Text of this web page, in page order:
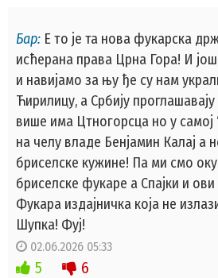
Бар: Е то је та нова фукарска
исћерана права Црна Гора! И
и навијамо за њу ђе су нам
Ћирилицу, а Србију
више има Цтногорсца но у самој
на челу владе Бенјамин Калај а
бриселске кужине! Па ми смо
бриселске фукаре а Спајки и
Фукара издајничка која не
Шупка! Фуј!
02.06.2026 05:33
5 6